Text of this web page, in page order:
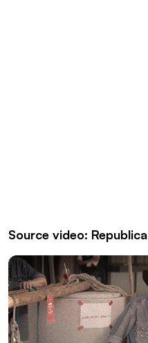
Source video: Republica